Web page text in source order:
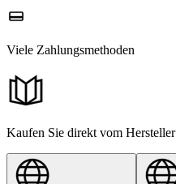
Viele Zahlungsmethoden
Kaufen Sie direkt vom Hersteller